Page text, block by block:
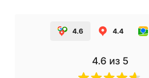
4.6 4.4
4.6 из 5